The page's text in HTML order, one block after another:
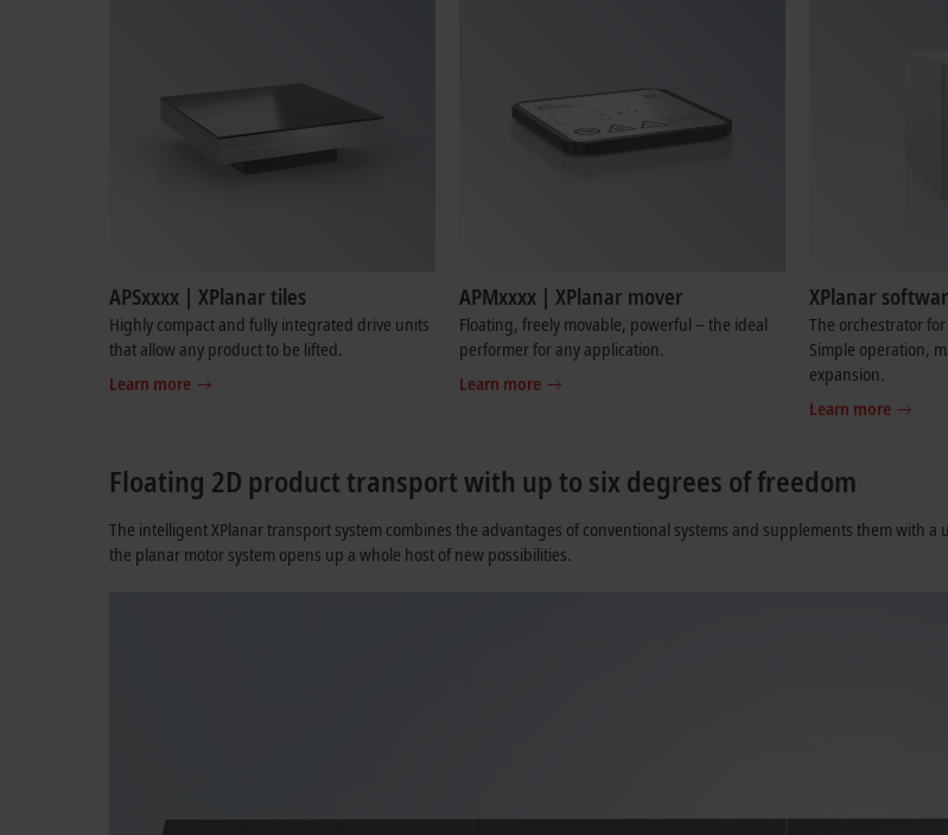
APSxxxx | XPlanar tiles
Highly compact and fully integrated drive units
that allow any product to be lifted.
Learn more
APMxxxx | XPlanar mover
Floating, freely movable, powerful – the ideal
performer for any application.
Learn more
XPlanar
The orchestrator
Simple operation,
expansion.
Learn more
Floating 2D product transport with up to six degrees of freedom
The intelligent XPlanar transport system combines the advantages of conventional systems and supplements them with
the planar motor system opens up a whole host of new possibilities.